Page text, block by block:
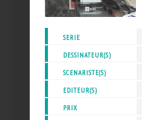
SERIE
DESSINATEUR(S)
SCENARISTE(S)
EDITEUR(S)
PRIX